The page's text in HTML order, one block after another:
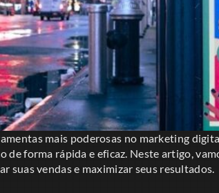
mais poderosas no marketing
de forma rápida e eficaz. Neste artigo,
suas vendas e maximizar seus resultados.